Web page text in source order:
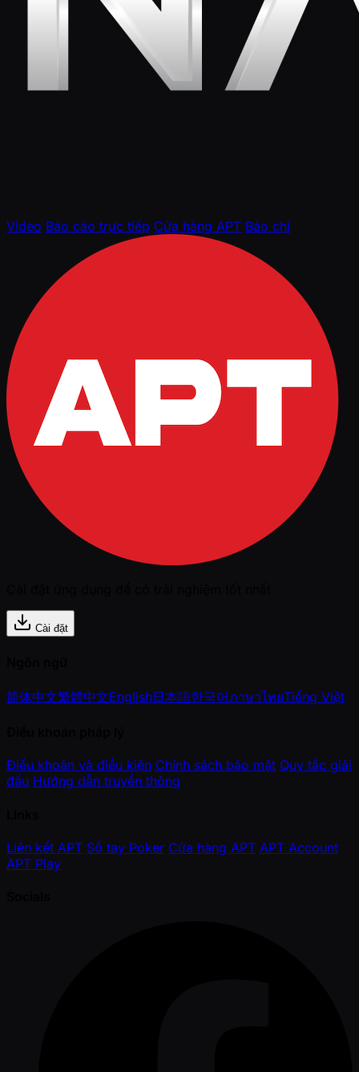
Video Báo cáo trực tiếp Cửa hàng APT Báo chí
Cài đặt
简体中文繁體中文English日本語한국어ภาษาไทยTiếng Việt
Điều khoản và điều kiện Chính sách bảo mật Quy tắc giải
đấu Hướng dẫn truyền thông
Liên kết APT Sổ tay Poker Cửa hàng APT APT Account
APT Play